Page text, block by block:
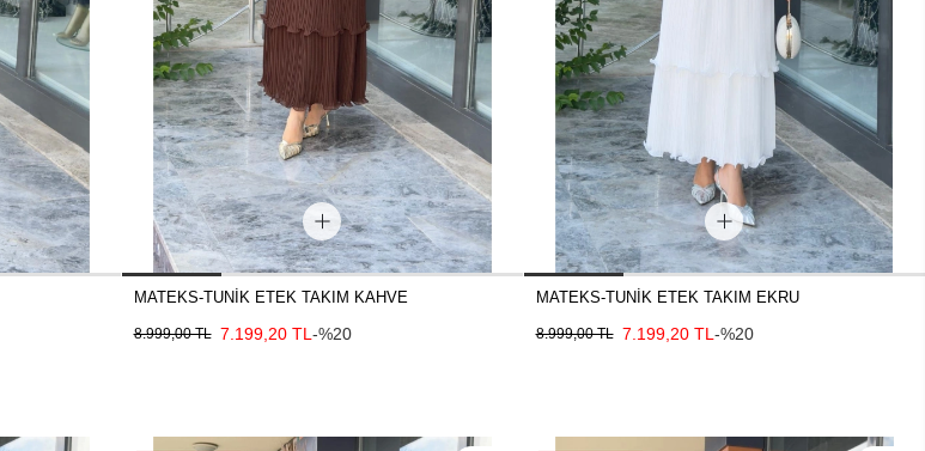
MATEKS-TUNİK ETEK TAKIM KAHVE
8.999,00 TL 7.199,20 TL -%20
MATEKS-TUNİK ETEK TAKIM EKRU
8.999,00 TL 7.199,20 TL -%20